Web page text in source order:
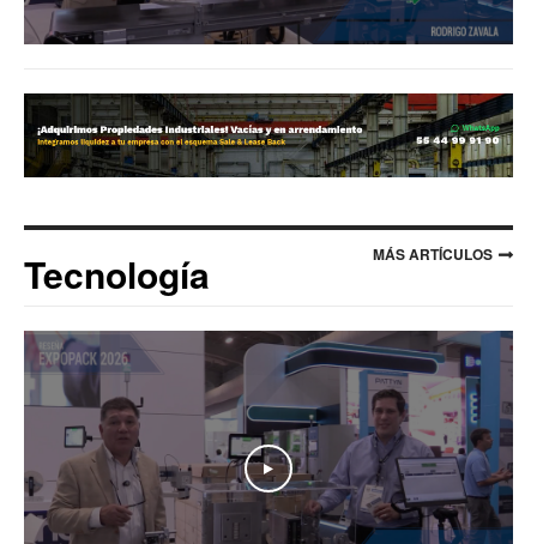
Tecnología MÁS ARTÍCULOS
Play